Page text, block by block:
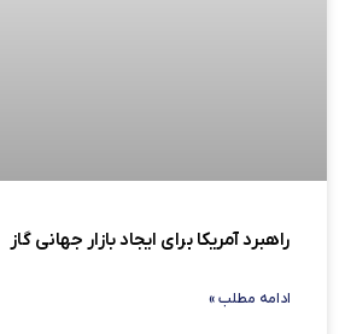
راهبرد آمریکا برای ایجاد بازار جهانی گاز
ادامه مطلب »